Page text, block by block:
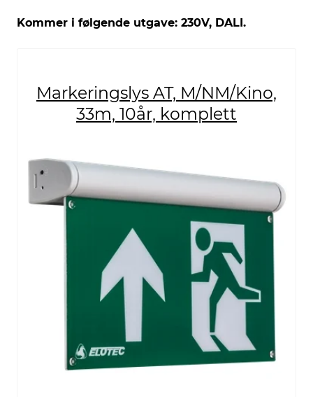
Kommer i følgende utgave: 230V, DALI.
Markeringslys AT, M/NM/Kino,
33m, 10år, komplett